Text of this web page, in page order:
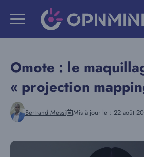
Omote : le
« projection
Bertrand Messi Mis à jour le : 22 août